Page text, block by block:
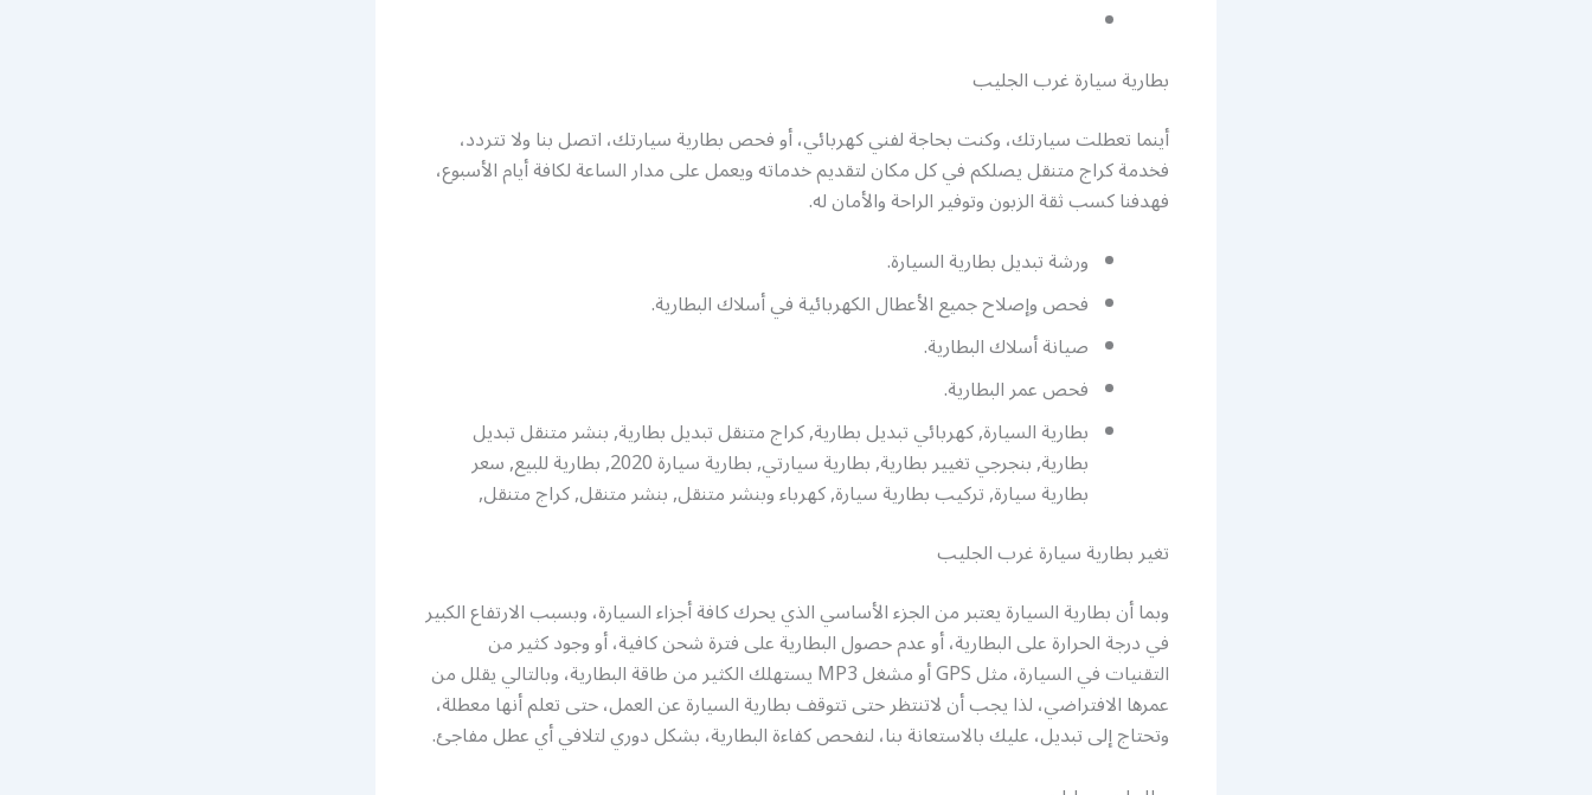
بطارية سيارة غرب الجليب
أينما تعطلت سيارتك، وكنت بحاجة لفني كهربائي، أو فحص بطارية سيارتك، اتصل بنا ولا تتردد،
فخدمة كراج متنقل يصلكم في كل مكان لتقديم خدماته ويعمل على مدار الساعة لكافة أيام الأسبوع،
فهدفنا كسب ثقة الزبون وتوفير الراحة والأمان له.
ورشة تبديل بطارية السيارة.
فحص وإصلاح جميع الأعطال الكهربائية في أسلاك البطارية.
صيانة أسلاك البطارية.
فحص عمر البطارية.
بطارية السيارة, كهربائي تبديل بطارية, كراج متنقل تبديل بطارية, بنشر متنقل تبديل
بطارية, بنجرجي تغيير بطارية, بطارية سيارتي, بطارية سيارة 2020, بطارية للبيع, سعر
بطارية سيارة, تركيب بطارية سيارة, كهرباء وبنشر متنقل, بنشر متنقل, كراج متنقل,
تغير بطارية سيارة غرب الجليب
وبما أن بطارية السيارة يعتبر من الجزء الأساسي الذي يحرك كافة أجزاء السيارة، وبسبب الارتفاع الكبير
في درجة الحرارة على البطارية، أو عدم حصول البطارية على فترة شحن كافية، أو وجود كثير من
التقنيات في السيارة، مثل GPS أو مشغل MP3 يستهلك الكثير من طاقة البطارية، وبالتالي يقلل من
عمرها الافتراضي، لذا يجب أن لاتنتظر حتى تتوقف بطارية السيارة عن العمل، حتى تعلم أنها معطلة،
وتحتاج إلى تبديل، عليك بالاستعانة بنا، لنفحص كفاءة البطارية، بشكل دوري لتلافي أي عطل مفاجئ.